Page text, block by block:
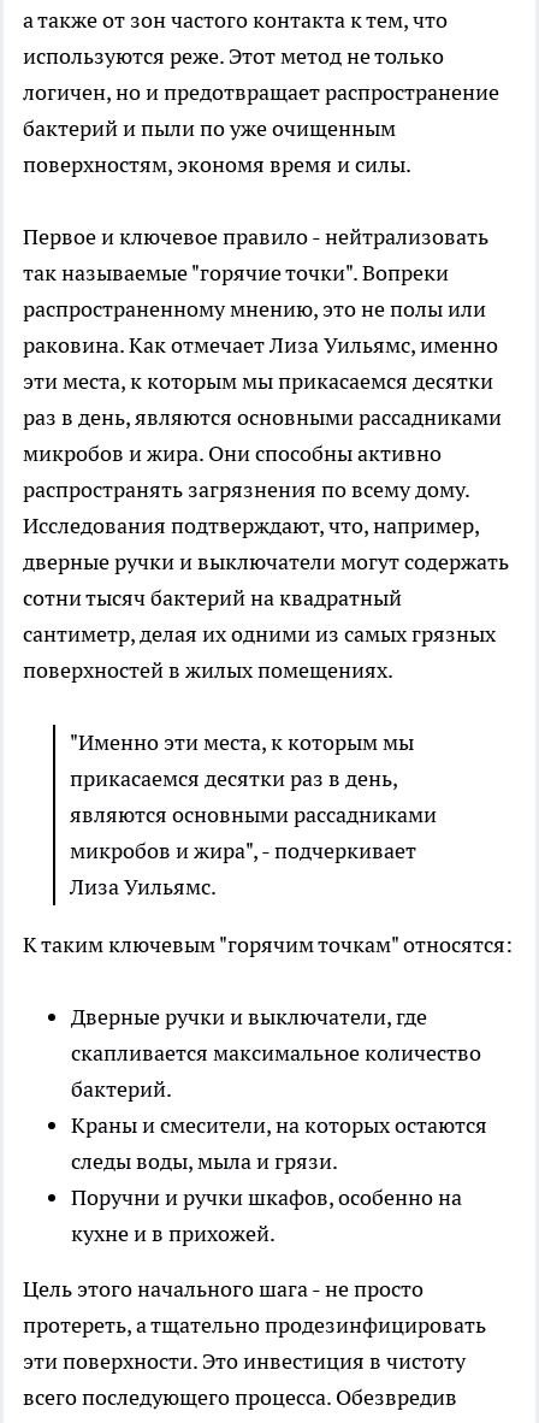
а также от зон частого контакта к тем, что
используются реже. Этот метод не только
логичен, но и предотвращает распространение
бактерий и пыли по уже очищенным
поверхностям, экономя время и силы.
Первое и ключевое правило - нейтрализовать
так называемые "горячие точки". Вопреки
распространенному мнению, это не полы или
раковина. Как отмечает Лиза Уильямс, именно
эти места, к которым мы прикасаемся десятки
раз в день, являются основными рассадниками
микробов и жира. Они способны активно
распространять загрязнения по всему дому.
Исследования подтверждают, что, например,
дверные ручки и выключатели могут содержать
сотни тысяч бактерий на квадратный
сантиметр, делая их одними из самых грязных
поверхностей в жилых помещениях.
"Именно эти места, к которым мы
прикасаемся десятки раз в день,
являются основными рассадниками
микробов и жира", - подчеркивает
Лиза Уильямс.
К таким ключевым "горячим точкам" относятся:
Дверные ручки и выключатели, где
скапливается максимальное количество
бактерий.
Краны и смесители, на которых остаются
следы воды, мыла и грязи.
Поручни и ручки шкафов, особенно на
кухне и в прихожей.
Цель этого начального шага - не просто
протереть, а тщательно продезинфицировать
эти поверхности. Это инвестиция в чистоту
всего последующего процесса. Обезвредив